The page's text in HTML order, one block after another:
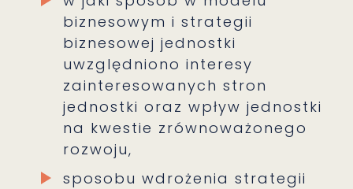
biznesowym i strategii
biznesowej jednostki
uwzględniono interesy
zainteresowanych stron
jednostki oraz wpływ jednostki
na kwestie zrównoważonego
rozwoju,
sposobu wdrożenia strategii